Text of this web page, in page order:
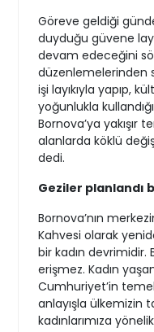
Göreve geldiği
duyduğu güvene
devam edeceğini
düzenlemelerinden
işi layıkıyla yapıp,
yoğunlukla
Bornova’ya yakışır
alanlarda köklü
dedi.
Geziler planlandı
Bornova’nın
Kahvesi olarak
bir kadın devrimidir.
erişmez. Kadın
Cumhuriyet’in
anlayışla ülkemizin
kadınlarımıza